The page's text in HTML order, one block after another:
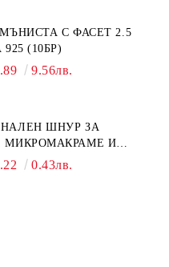
С ФАСЕТ 2.5
ММ, ПРОБА 925 (10БР)
9.56лв.
ШНУР ЗА
И
ЦВЯТ ЛЮЛЯК1ММ
0.43лв.